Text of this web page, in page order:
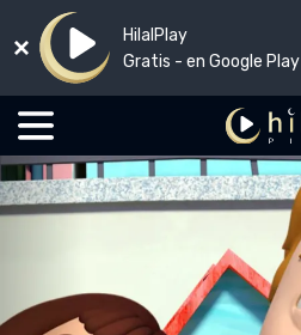
HilalPlay
Gratis - en Google Play